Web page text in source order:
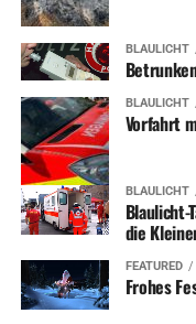
BLAULICHT
BLAULICHT
Vorfahrt
BLAULICHT
Blaulicht-
die
FEATURED
Frohes